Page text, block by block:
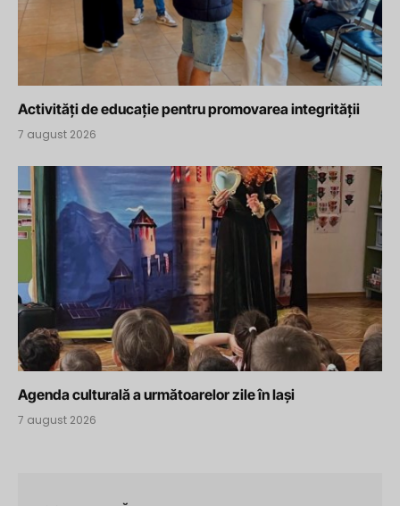
Activități de educație pentru promovarea integrității
7 august 2026
Agenda culturală a următoarelor zile în Iași
7 august 2026